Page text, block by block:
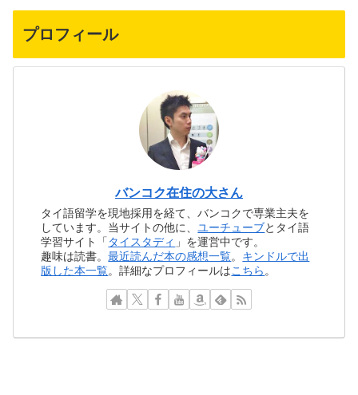
プロフィール
バンコク在住の大さん
タイ語留学を現地採用を経て、バンコクで専業主夫を
しています。当サイトの他に、 ユーチューブとタイ語
学習サイト「 タイスタディ 」を運営中です。
趣味は読書。最近読んだ本の感想一覧。 キンドルで出
版した本一覧。詳細なプロフィールはこちら 。